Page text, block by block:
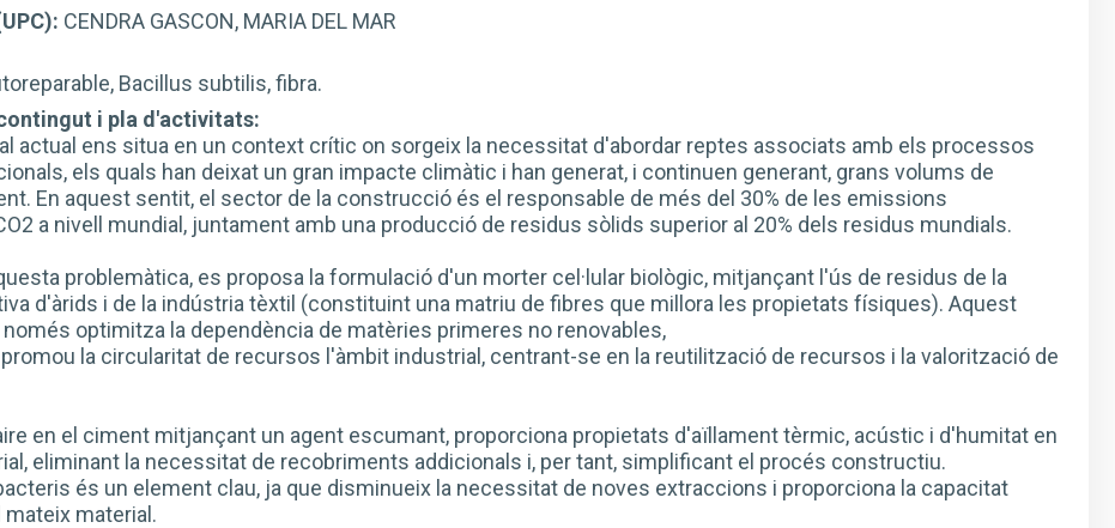
CENDRA GASCON, MARIA DEL MAR
Bacillus subtilis, fibra.
i pla d'activitats:
actual ens situa en un context crític on sorgeix la necessitat d'abordar reptes associats amb els processos
els quals han deixat un gran impacte climàtic i han generat, i continuen generant, grans volums de
En aquest sentit, el sector de la construcció és el responsable de més del 30% de les emissions
a nivell mundial, juntament amb una producció de residus sòlids superior al 20% dels residus mundials.
problemàtica, es proposa la formulació d'un morter cel·lular biològic, mitjançant l'ús de residus de la
d'àrids i de la indústria tèxtil (constituint una matriu de fibres que millora les propietats físiques). Aquest
optimitza la dependència de matèries primeres no renovables,
la circularitat de recursos l'àmbit industrial, centrant-se en la reutilització de recursos i la valorització de
en el ciment mitjançant un agent escumant, proporciona propietats d'aïllament tèrmic, acústic i d'humitat en
eliminant la necessitat de recobriments addicionals i, per tant, simplificant el procés constructiu.
és un element clau, ja que disminueix la necessitat de noves extraccions i proporciona la capacitat
material.